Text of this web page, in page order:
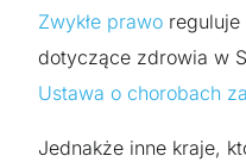
Zwykłe prawo
dotyczące zdrowia w
Ustawa o chorobach
Jednakże inne kraje,